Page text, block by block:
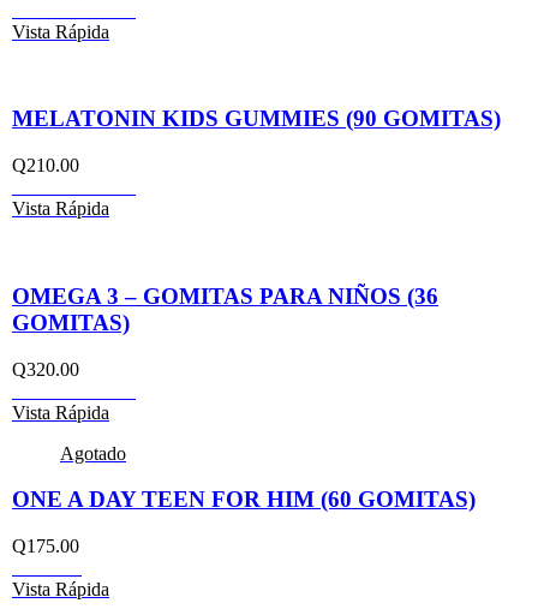
Vista Rápida
MELATONIN KIDS GUMMIES (90 GOMITAS)
Q210.00
Vista Rápida
OMEGA 3 – GOMITAS PARA NIÑOS (36
GOMITAS)
Q320.00
Vista Rápida
Agotado
ONE A DAY TEEN FOR HIM (60 GOMITAS)
Q175.00
Vista Rápida